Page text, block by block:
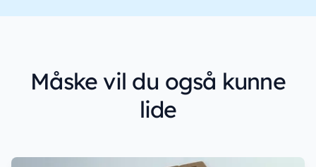
Måske vil du også kunne
lide